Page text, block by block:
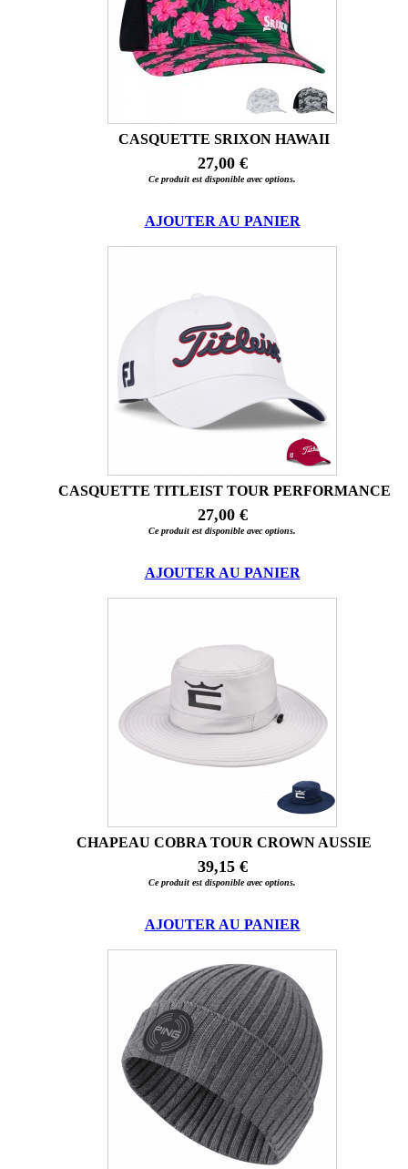
CASQUETTE SRIXON HAWAII
27,00 €
Ce produit est disponible avec options.
AJOUTER AU PANIER
CASQUETTE TITLEIST TOUR PERFORMANCE
27,00 €
Ce produit est disponible avec options.
AJOUTER AU PANIER
CHAPEAU COBRA TOUR CROWN AUSSIE
39,15 €
Ce produit est disponible avec options.
AJOUTER AU PANIER